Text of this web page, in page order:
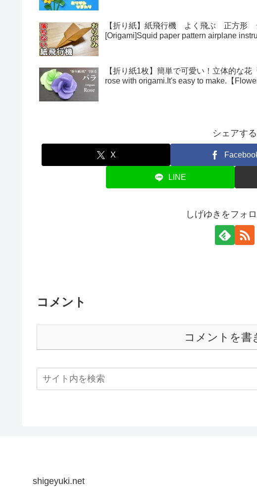
【折り紙】紙飛行機 よく飛ぶ 正方形
[Origami]Squid paper pattern airplane
【折り紙1枚】簡単で可愛い！立体的な
rose with origami.It's easy to make.【Flower
シェアする
X
LINE
しげゆきをフォ
コメント
コメントを書
shigeyuki.net